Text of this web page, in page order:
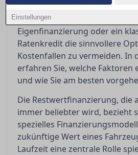
Einstellungen
finanzielle Auswirkungen
stehen somit vor der
Eigenfinanzierung oder ein
Ratenkredit die sinnvollere
Kostenfallen zu vermeiden. In
erfahren Sie, welche Faktoren
und wie Sie am besten
Die Restwertfinanzierung, die
immer beliebter wird, bezieht
spezielles
zukünftige Wert eines
Laufzeit eine zentrale Rolle